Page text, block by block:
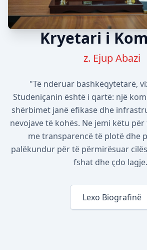
Kryetari i
z. Ejup Abazi
"Të nderuar bashkëqytetarë,
Studeniçanin është i qartë: një
shërbimet janë efikase dhe
nevojave të kohës. Ne jemi këtu
me transparencë të plotë dhe
palëkundur për të përmirësuar
fshat dhe çdo
Lexo Biografinë